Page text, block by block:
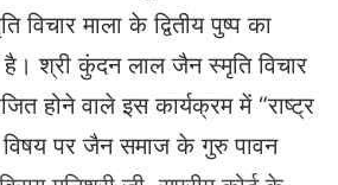
विचार माला के द्वितीय पुष्प का
श्री कुंदन लाल जैन स्मृति विचार
होने वाले इस कार्यक्रम में “राष्ट्र
विषय पर जैन समाज के गुरु पावन